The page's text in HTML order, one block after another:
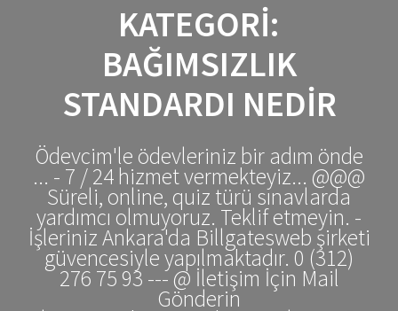
KATEGORI:
BAĞIMSIZLIK
STANDARDI NEDIR
Ödevcim'le ödevleriniz bir adım önde
... - 7 / 24 hizmet vermekteyiz... @@@
Süreli, online, quiz türü sınavlarda
yardımcı olmuyoruz. Teklif etmeyin. -
İşleriniz Ankara'da Billgatesweb şirketi
güvencesiyle yapılmaktadır. 0 (312)
276 75 93 --- @ İletişim İçin Mail
Gönderin